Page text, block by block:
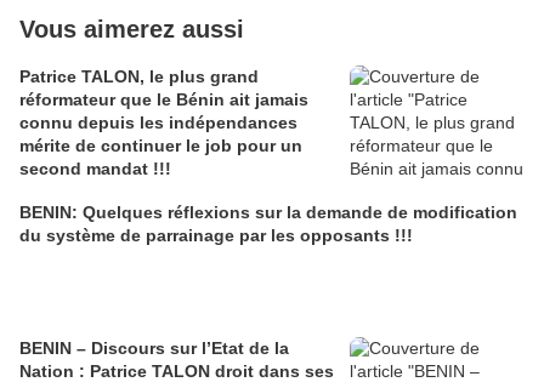
Vous aimerez aussi
Patrice TALON, le plus grand
réformateur que le Bénin ait jamais
connu depuis les indépendances
mérite de continuer le job pour un
second mandat !!!
BENIN: Quelques réflexions sur la demande de modification
du système de parrainage par les opposants !!!
BENIN – Discours sur l’Etat de la
Nation : Patrice TALON droit dans ses